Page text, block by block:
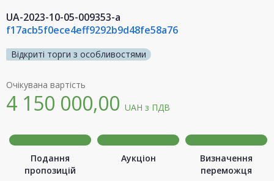
UA-2023-10-05-009353-a
f17acb5f0ece4eff9292b9d48fe58a76
Відкриті торги з особливостями
Очікувана вартість
4 150 000,00 UAH з ПДВ
Подання
пропозицій
Аукціон
Визначення
переможця